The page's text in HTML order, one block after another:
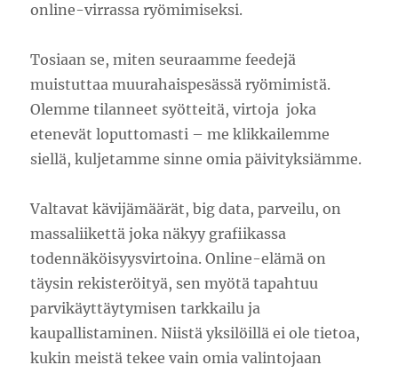
online-virrassa ryömimiseksi.
Tosiaan se, miten seuraamme feedejä
muistuttaa muurahaispesässä ryömimistä.
Olemme tilanneet syötteitä, virtoja joka
etenevät loputtomasti – me klikkailemme
siellä, kuljetamme sinne omia päivityksiämme.
Valtavat kävijämäärät, big data, parveilu, on
massaliikettä joka näkyy grafiikassa
todennäköisyysvirtoina. Online-elämä on
täysin rekisteröityä, sen myötä tapahtuu
parvikäyttäytymisen tarkkailu ja
kaupallistaminen. Niistä yksilöillä ei ole tietoa,
kukin meistä tekee vain omia valintojaan